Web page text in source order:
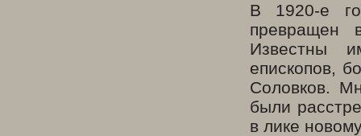
В 1920-е
превращен
Известны
епископов,
Соловков.
были
в лике